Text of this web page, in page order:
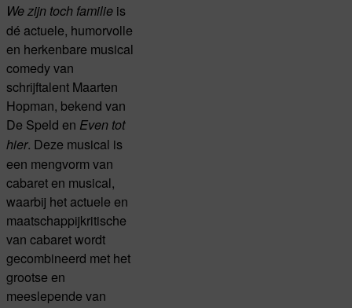
We zijn toch familie is
dé actuele, humorvolle
en herkenbare musical
comedy van
schrijftalent Maarten
Hopman, bekend van
De Speld en Even tot
hier. Deze musical is
een mengvorm van
cabaret en musical,
waarbij het actuele en
maatschappijkritische
van cabaret wordt
gecombineerd met het
grootse en
meeslepende van